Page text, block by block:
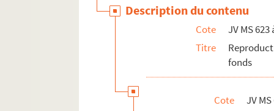
JV MS 654 à 655. Archives
JV MS 656 à 672. Pièces pour le
JV MS 673 à 679. Documents divers
JV MS 685 à 721. Archives
Description du contenu
Cote
JV MS 623
Titre
fonds
Cote
JV